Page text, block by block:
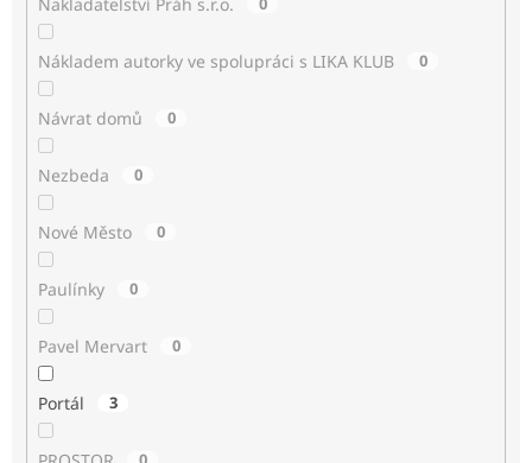
Nákladem autorky ve spolupráci s LIKA KLUB 0
Návrat domů 0
Nezbeda 0
Nové Město 0
Paulínky 0
Pavel Mervart 0
Portál 3